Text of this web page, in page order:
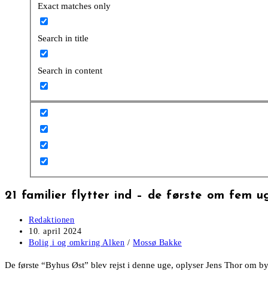
Exact matches only
Search in title
Search in content
21 familier flytter ind – de første om fem
Post
author:
Redaktionen
Post
published:
10. april 2024
Post
Bolig i og omkring Alken / Mossø Bakke
De første “Byhus Øst” blev rejst i denne uge, oplyser Jens Thor om